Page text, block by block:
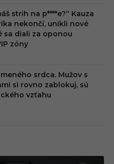
strih na p****e?“ Kauza
nekončí, unikli nové
sa diali za oponou
zóny
srdca. Mužov s
si rovno zablokuj, sú
vzťahu